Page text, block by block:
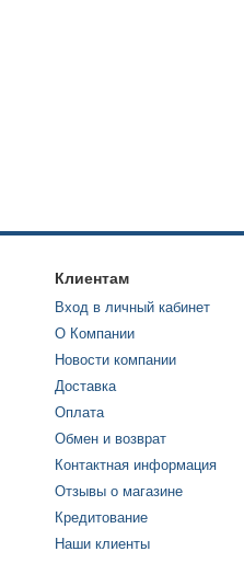
Клиентам
Вход в личный кабинет
О Компании
Новости компании
Доставка
Оплата
Обмен и возврат
Контактная информация
Отзывы о магазине
Кредитование
Наши клиенты